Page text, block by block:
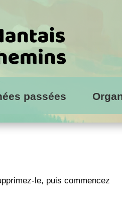
passées
le, puis commencez